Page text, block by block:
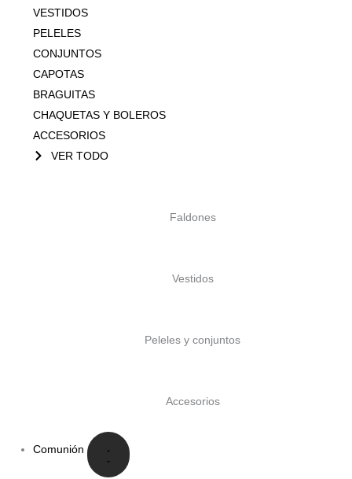
VESTIDOS
PELELES
CONJUNTOS
CAPOTAS
BRAGUITAS
CHAQUETAS Y BOLEROS
ACCESORIOS
VER TODO
Faldones
Vestidos
Peleles y conjuntos
Accesorios
Comunión